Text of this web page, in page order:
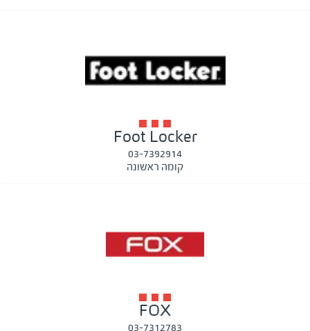
Foot Locker
03-7392914
קומה ראשונה
FOX
03-7312783